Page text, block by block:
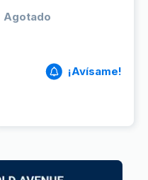
Agotado
¡Avísame!